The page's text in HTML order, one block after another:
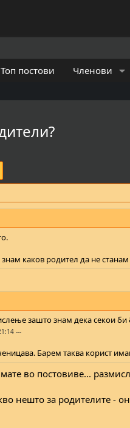
Топ постови Членови
каков родител да не
зашто знам дека секои би
---
Барем таква корист
во постовиве...
нешто за родителите -